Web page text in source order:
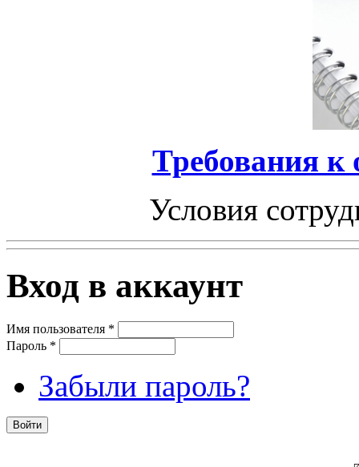
Требования к
Условия
Вход в аккаунт
Имя пользователя *
Пароль *
Забыли пароль?